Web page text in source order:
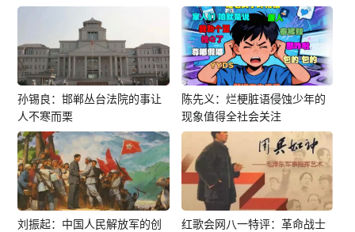
孙锡良：邯郸丛台法院的事让
人不寒而栗
陈先义：烂梗脏语侵蚀少年的
现象值得全社会关注
刘振起：中国人民解放军的创
红歌会网八一特评：革命战士